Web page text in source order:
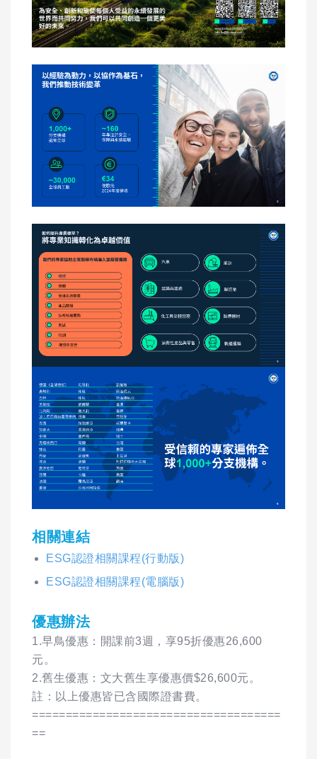
相關連結
ESG認證相關課程(行動版)
ESG認證相關課程(電腦版)
優惠辦法
1.早鳥優惠：開課前3週，享95折優惠26,600
元。
2.舊生優惠：文大舊生享優惠價$26,600元。
註：以上優惠皆已含國際證書費。
=====================================
==